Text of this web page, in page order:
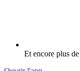
Et encore plus